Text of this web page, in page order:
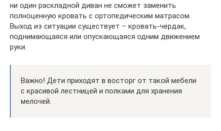
ни один раскладной диван не сможет заменить
полноценную кровать с ортопедическим матрасом.
Выход из ситуации существует – кровать-чердак,
поднимающаяся или опускающаяся одним движением
руки.
Важно! Дети приходят в восторг от такой мебели
с красивой лестницей и полками для хранения
мелочей.